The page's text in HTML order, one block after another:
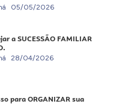
05/05/2026
a SUCESSÃO FAMILIAR
28/04/2026
para ORGANIZAR sua